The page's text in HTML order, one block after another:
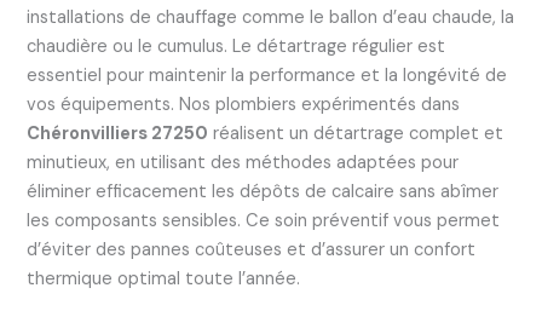
installations de chauffage comme le ballon d’eau chaude, la
chaudière ou le cumulus. Le détartrage régulier est
essentiel pour maintenir la performance et la longévité de
vos équipements. Nos plombiers expérimentés dans
Chéronvilliers 27250 réalisent un détartrage complet et
minutieux, en utilisant des méthodes adaptées pour
éliminer efficacement les dépôts de calcaire sans abîmer
les composants sensibles. Ce soin préventif vous permet
d’éviter des pannes coûteuses et d’assurer un confort
thermique optimal toute l’année.